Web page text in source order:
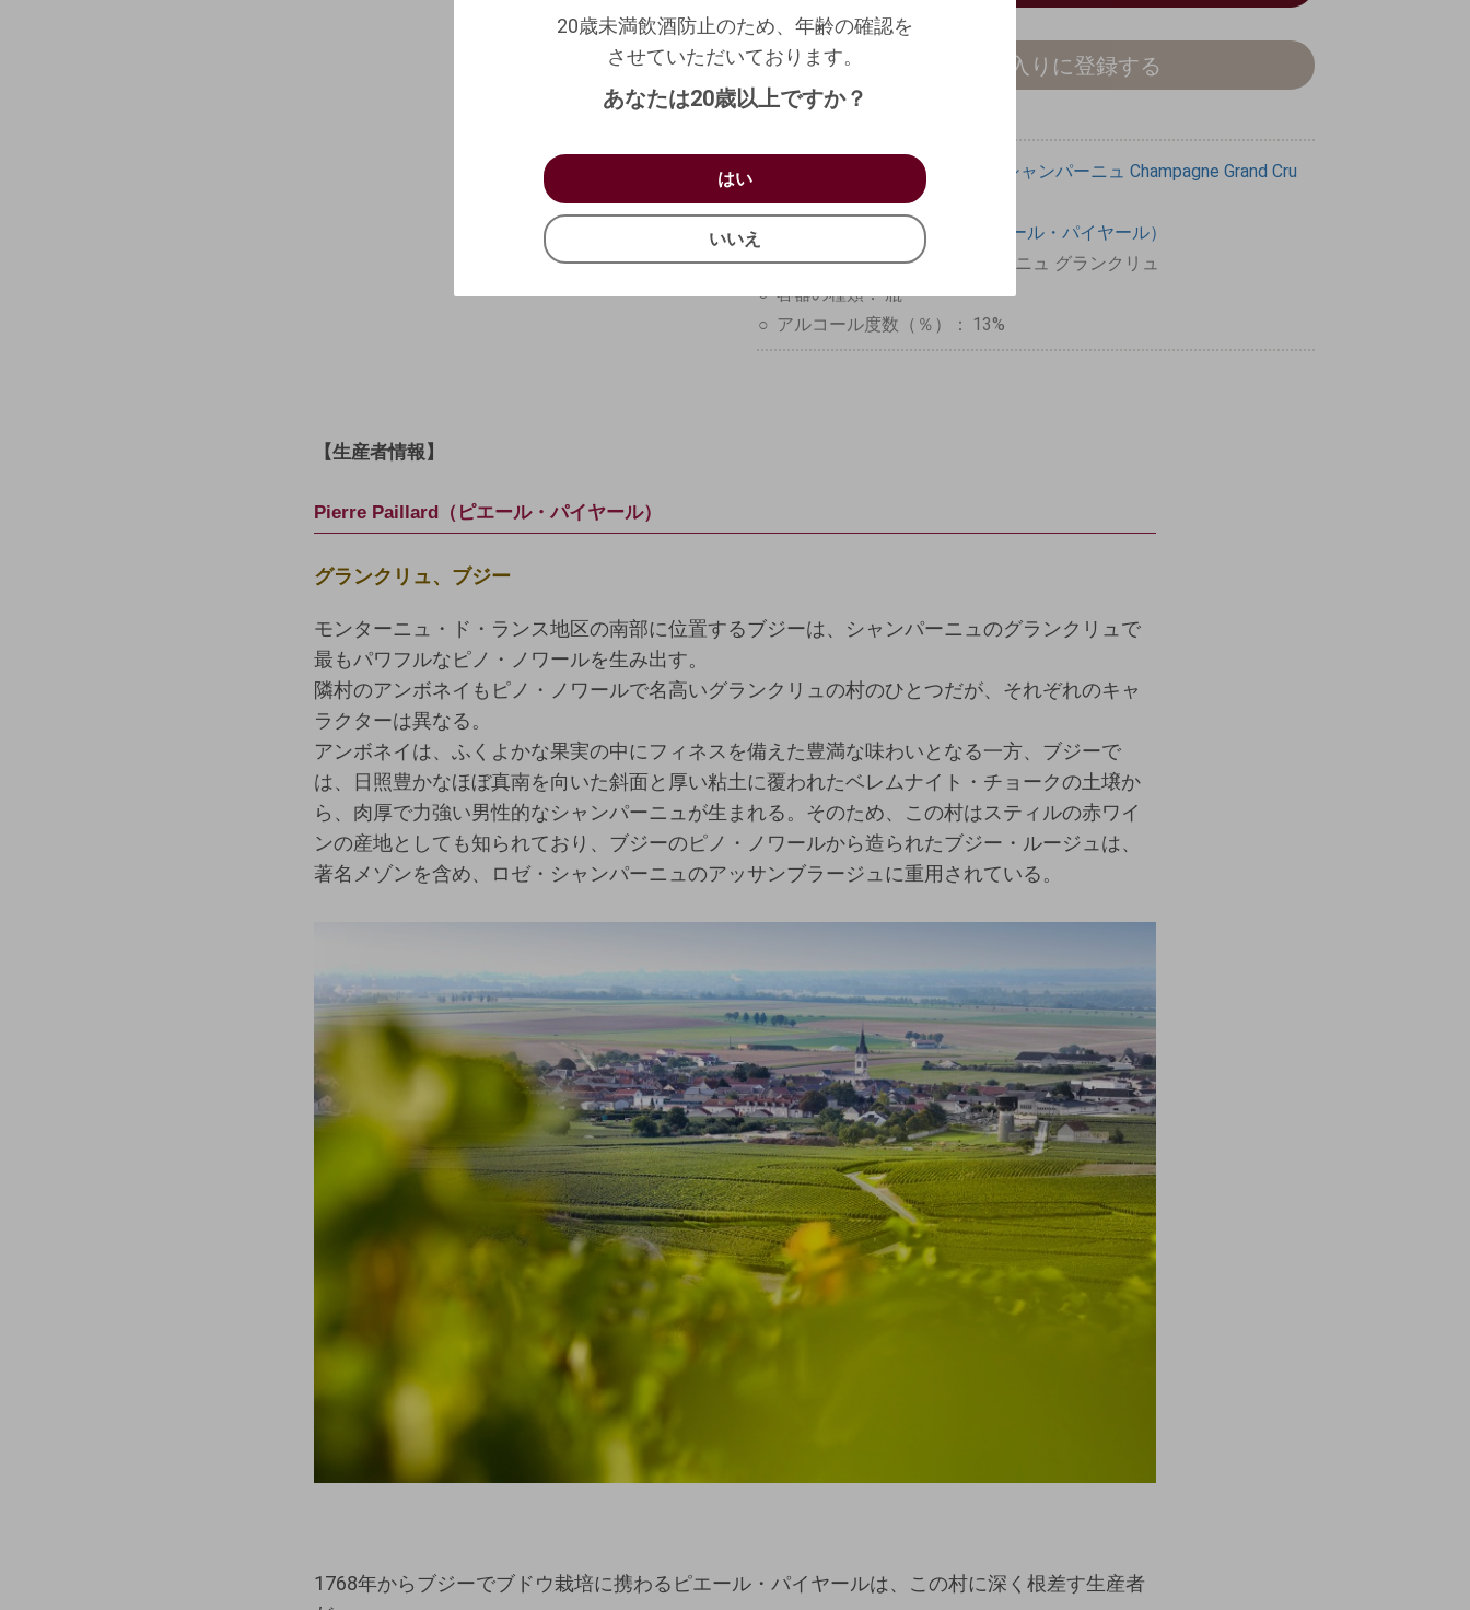
お買い物を続ける カートへ進む
お気に入りに登録する
Bouzy（ブジー） シャンパーニュ Champagne Grand Cru
ピノ ノワール 100%
Pierre Paillard（ピエール・パイヤール）
原産地呼称：A.O.C.シャンパーニュ グランクリュ
容器の種類：瓶
アルコール度数（％）： 13%
【生産者情報】
Pierre Paillard（ピエール・パイヤール）
グランクリュ、ブジー
モンターニュ・ド・ランス地区の南部に位置するブジーは、シャンパーニュのグランクリュで
最もパワフルなピノ・ノワールを生み出す。
隣村のアンボネイもピノ・ノワールで名高いグランクリュの村のひとつだが、それぞれのキャ
ラクターは異なる。
アンボネイは、ふくよかな果実の中にフィネスを備えた豊満な味わいとなる一方、ブジーで
は、日照豊かなほぼ真南を向いた斜面と厚い粘土に覆われたベレムナイト・チョークの土壌か
ら、肉厚で力強い男性的なシャンパーニュが生まれる。そのため、この村はスティルの赤ワイ
ンの産地としても知られており、ブジーのピノ・ノワールから造られたブジー・ルージュは、
著名メゾンを含め、ロゼ・シャンパーニュのアッサンブラージュに重用されている。
1768年からブジーでブドウ栽培に携わるピエール・パイヤールは、この村に深く根差す生産者
20歳未満飲酒防止のため、年齢の確認を
させていただいております。
あなたは20歳以上ですか？
はい
いいえ
20歳未満飲酒防止のため、年齢の確認を
させていただいております。
生年月日を入力してください。
確認する
キャンセル
ログアウトします。よろしいですか？
（自動ログインの設定も解除されます。）
はい
いいえ